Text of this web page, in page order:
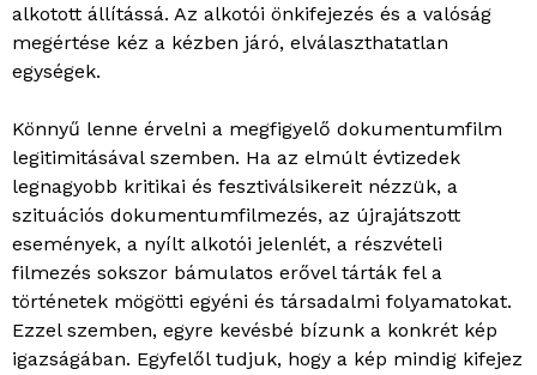
alkotott állítássá. Az alkotói önkifejezés és a valóság
megértése kéz a kézben járó, elválaszthatatlan
egységek.
Könnyű lenne érvelni a megfigyelő dokumentumfilm
legitimitásával szemben. Ha az elmúlt évtizedek
legnagyobb kritikai és fesztiválsikereit nézzük, a
szituációs dokumentumfilmezés, az újrajátszott
események, a nyílt alkotói jelenlét, a részvételi
filmezés sokszor bámulatos erővel tárták fel a
történetek mögötti egyéni és társadalmi folyamatokat.
Ezzel szemben, egyre kevésbé bízunk a konkrét kép
igazságában. Egyfelől tudjuk, hogy a kép mindig kifejez